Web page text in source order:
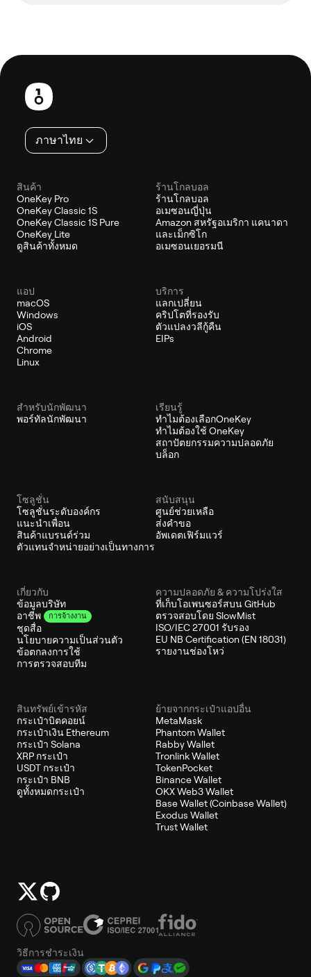
ส่วน
ท้าย
ภาษาไทย
สินค้า
OneKey Pro
OneKey Classic 1S
OneKey Classic 1S Pure
OneKey Lite
ดูสินค้าทั้งหมด
ร้านโกลบอล
ร้านโกลบอล
อเมซอนญี่ปุ่น
Amazon สหรัฐอเมริกา แคนาดา
และเม็กซิโก
อเมซอนเยอรมนี
แอป
macOS
Windows
iOS
Android
Chrome
Linux
บริการ
แลกเปลี่ยน
คริปโตที่รองรับ
ตัวแปลงวลีกู้คืน
EIPs
สำหรับนักพัฒนา
พอร์ทัลนักพัฒนา
เรียนรู้
ทำไมต้องเลือกOneKey
ทำไมต้องใช้ OneKey
สถาปัตยกรรมความปลอดภัย
บล็อก
โซลูชั่น
โซลูชั่นระดับองค์กร
แนะนำเพื่อน
สินค้าแบรนด์ร่วม
ตัวแทนจำหน่ายอย่างเป็นทางการ
สนับสนุน
ศูนย์ช่วยเหลือ
ส่งคำขอ
อัพเดตเฟิร์มแวร์
เกี่ยวกับ
ข้อมูลบริษัท
อาชีพ
การจ้างงาน
ชุดสื่อ
นโยบายความเป็นส่วนตัว
ข้อตกลงการใช้
การตรวจสอบทีม
ความปลอดภัย & ความโปร่งใส
ที่เก็บโอเพนซอร์สบน GitHub
ตรวจสอบโดย SlowMist
ISO/IEC 27001 รับรอง
EU NB Certification (EN 18031)
รายงานช่องโหว่
สินทรัพย์เข้ารหัส
กระเป๋าบิตคอยน์
กระเป๋าเงิน Ethereum
กระเป๋า Solana
XRP กระเป๋า
USDT กระเป๋า
กระเป๋า BNB
ดูทั้งหมดกระเป๋า
ย้ายจากกระเป๋าแอปอื่น
MetaMask
Phantom Wallet
Rabby Wallet
Tronlink Wallet
TokenPocket
Binance Wallet
OKX Web3 Wallet
Base Wallet (Coinbase Wallet)
Exodus Wallet
Trust Wallet
วิธีการชำระเงิน